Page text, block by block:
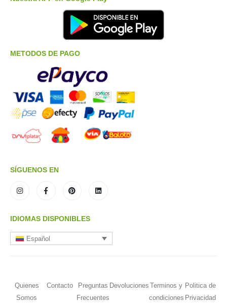
METODOS DE PAGO
SÍGUENOS EN
IDIOMAS DISPONIBLES
Español
Quienes
Somos
Contacto
Preguntas
Frecuentes
Devoluciones Terminos y
condiciones
Politica de
Privacidad